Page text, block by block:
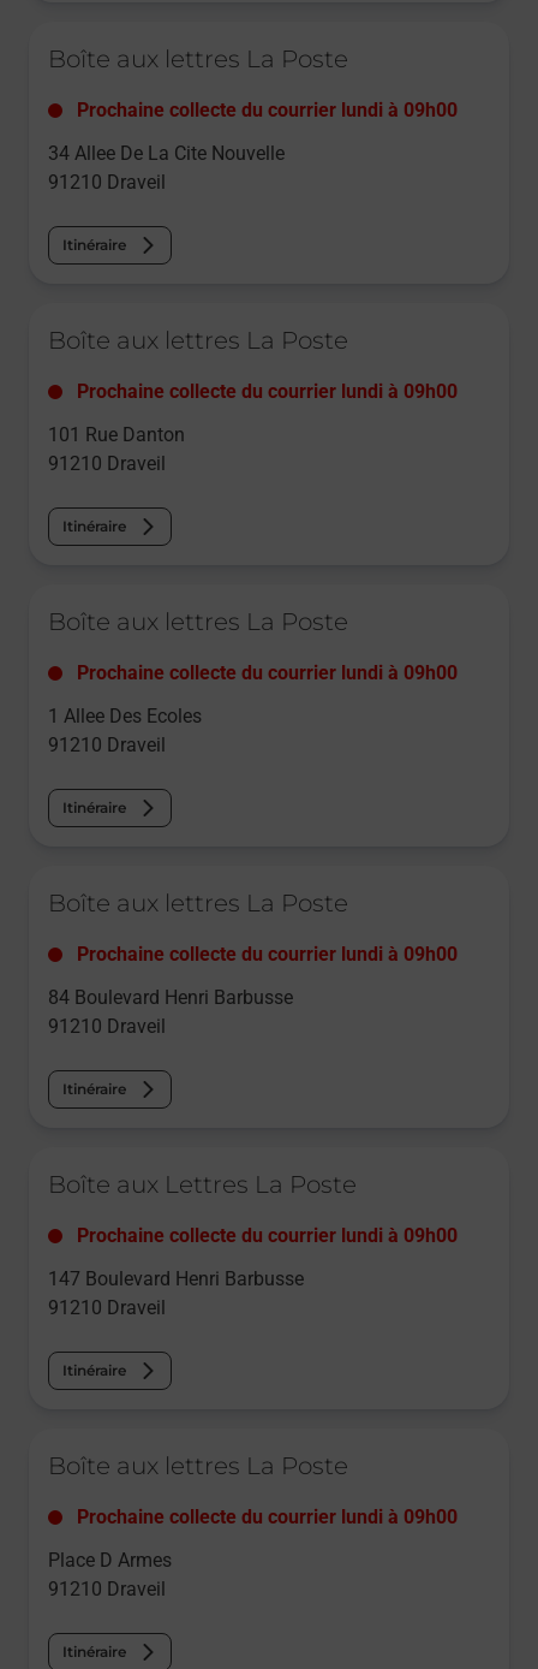
Boîte aux lettres La Poste
Prochaine collecte du courrier lundi à 09h00
34 Allee De La Cite Nouvelle
91210 Draveil
Itinéraire
Boîte aux lettres La Poste
Prochaine collecte du courrier lundi à 09h00
101 Rue Danton
91210 Draveil
Itinéraire
Boîte aux lettres La Poste
Prochaine collecte du courrier lundi à 09h00
1 Allee Des Ecoles
91210 Draveil
Itinéraire
Boîte aux lettres La Poste
Prochaine collecte du courrier lundi à 09h00
84 Boulevard Henri Barbusse
91210 Draveil
Itinéraire
Boîte aux Lettres La Poste
Prochaine collecte du courrier lundi à 09h00
147 Boulevard Henri Barbusse
91210 Draveil
Itinéraire
Boîte aux lettres La Poste
Prochaine collecte du courrier lundi à 09h00
Place D Armes
91210 Draveil
Itinéraire